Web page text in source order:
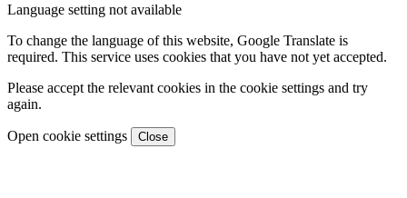
Language setting not available
To change the language of this website, Google Translate is
required. This service uses cookies that you have not yet accepted.
Please accept the relevant cookies in the cookie settings and try
again.
Open cookie settings Close